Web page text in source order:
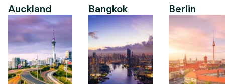
Auckland Bangkok Berlin